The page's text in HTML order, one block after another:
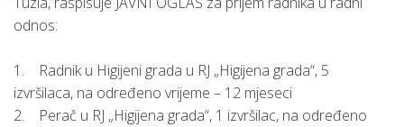
odnos:
1. Radnik u Higijeni grada u RJ „Higijena grada“, 5
izvršilaca, na određeno vrijeme – 12 mjeseci
2. Perač u RJ „Higijena grada“, 1 izvršilac, na određeno